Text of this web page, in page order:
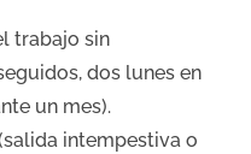
trabajo sin
dos lunes en
un mes).
intempestiva o